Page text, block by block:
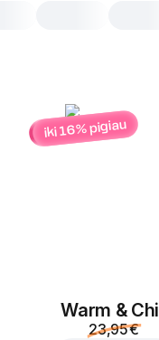
iki 16% pigiau
Warm &
23,95 €